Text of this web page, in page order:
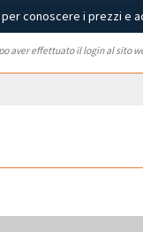
conoscere i prezzi e
aver effettuato il login al sito